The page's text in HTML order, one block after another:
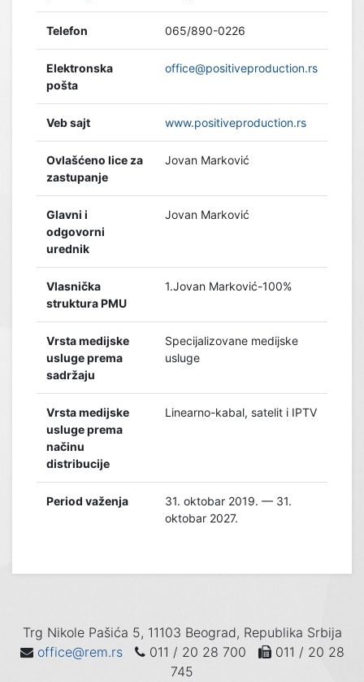
Telefon 065/890-0226
Elektronska
pošta
office@positiveproduction.rs
Veb sajt www.positiveproduction.rs
Ovlašćeno lice za
zastupanje
Jovan Marković
Glavni i
odgovorni
urednik
Jovan Marković
Vlasnička
struktura PMU
1.Jovan Marković-100%
Vrsta medijske
usluge prema
sadržaju
Specijalizovane medijske
usluge
Vrsta medijske
usluge prema
načinu
distribucije
Linearno-kabal, satelit i IPTV
Period važenja
31. oktobar 2019. — 31.
oktobar 2027.
Trg Nikole Pašića 5, 11103 Beograd, Republika Srbija
office@rem.rs
011 / 20 28 700
011 / 20 28
745